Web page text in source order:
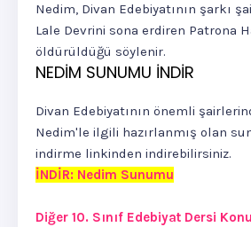
Nedim, Divan Edebiyatının şarkı
Lale Devrini sona erdiren Patrona
öldürüldüğü söylenir.
NEDİM SUNUMU İNDİR
Divan Edebiyatının önemli
Nedim'le ilgili hazırlanmış olan
indirme linkinden indirebilirsiniz.
İNDİR: Nedim Sunumu
Diğer 10. Sınıf Edebiyat Dersi